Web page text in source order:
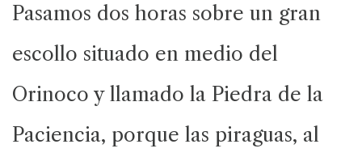
Pasamos dos horas sobre un gran
escollo situado en medio del
Orinoco y llamado la Piedra de la
Paciencia, porque las piraguas, al